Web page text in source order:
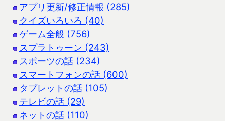
アプリ更新/修正情報 (285)
クイズいろいろ (40)
ゲーム全般 (756)
スプラトゥーン (243)
スポーツの話 (234)
スマートフォンの話 (600)
タブレットの話 (105)
テレビの話 (29)
ネットの話 (110)